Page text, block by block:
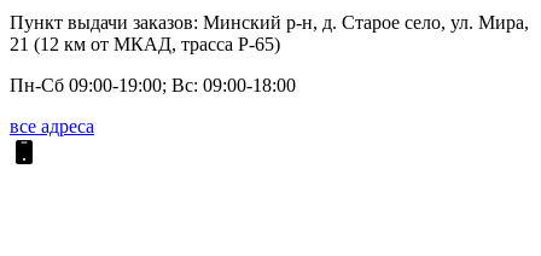
Пункт выдачи заказов: Минский р-н, д. Старое село, ул. Мира,
21 (12 км от МКАД, трасса P-65)
Пн-Сб 09:00-19:00; Вс: 09:00-18:00
все адреса